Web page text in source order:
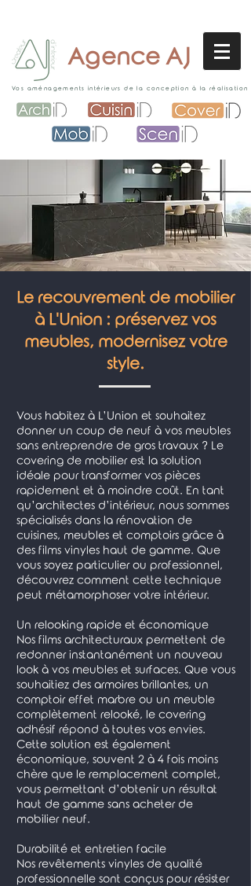
Vos aménagements intérieurs de la conception à la réalisation
Agence AJ
Le recouvrement de mobilier
à L'Union : préservez vos
meubles, modernisez votre
style.
Vous habitez à L’Union et souhaitez
donner un coup de neuf à vos meubles
sans entreprendre de gros travaux ? Le
covering de mobilier est la solution
idéale pour transformer vos pièces
rapidement et à moindre coût. En tant
qu’architectes d’intérieur, nous sommes
spécialisés dans la rénovation de
cuisines, meubles et comptoirs grâce à
des films vinyles haut de gamme. Que
vous soyez particulier ou professionnel,
découvrez comment cette technique
peut métamorphoser votre intérieur.
Un relooking rapide et économique
Nos films architecturaux permettent de
redonner instantanément un nouveau
look à vos meubles et surfaces. Que vous
souhaitiez des armoires brillantes, un
comptoir effet marbre ou un meuble
complètement relooké, le covering
adhésif répond à toutes vos envies.
Cette solution est également
économique, souvent 2 à 4 fois moins
chère que le remplacement complet,
vous permettant d’obtenir un résultat
haut de gamme sans acheter de
mobilier neuf.
Durabilité et entretien facile
Nos revêtements vinyles de qualité
professionnelle sont conçus pour résister